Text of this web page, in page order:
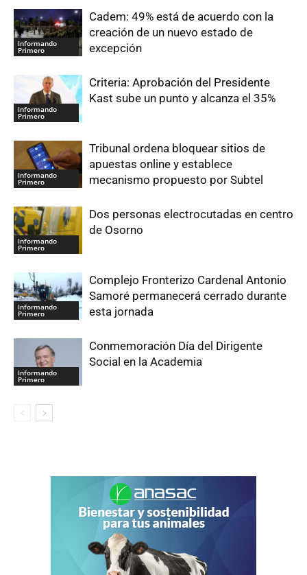
Informando
Primero
Cadem: 49% está de acuerdo con la
creación de un nuevo estado de
excepción
Informando
Primero
Criteria: Aprobación del Presidente
Kast sube un punto y alcanza el 35%
Informando
Primero
Tribunal ordena bloquear sitios de
apuestas online y establece
mecanismo propuesto por Subtel
Informando
Primero
Dos personas electrocutadas en centro
de Osorno
Informando
Primero
Complejo Fronterizo Cardenal Antonio
Samoré permanecerá cerrado durante
esta jornada
Informando
Primero
Conmemoración Día del Dirigente
Social en la Academia